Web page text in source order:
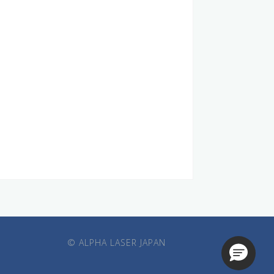
© ALPHA LASER JAPAN